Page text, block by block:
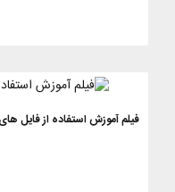
فیلم آموزش استفاده از فایل